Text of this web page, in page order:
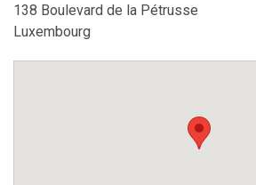
138 Boulevard de la Pétrusse
Luxembourg